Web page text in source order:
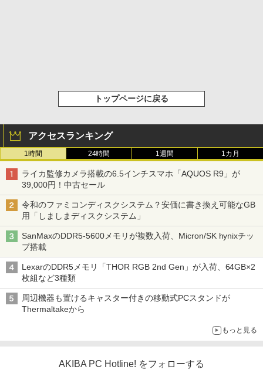
トップページに戻る
アクセスランキング
1時間 24時間 1週間 1カ月
ライカ監修カメラ搭載の6.5インチスマホ「AQUOS R9」が
39,000円！中古セール
令和のファミコンディスクシステム？安価に書き換え可能なGB
用「しましまディスクシステム」
SanMaxのDDR5-5600メモリが複数入荷、Micron/SK hynixチッ
プ搭載
LexarのDDR5メモリ「THOR RGB 2nd Gen」が入荷、64GB×2
枚組など3種類
周辺機器も置けるキャスター付きの移動式PCスタンドが
Thermaltakeから
もっと見る
AKIBA PC Hotline! をフォローする